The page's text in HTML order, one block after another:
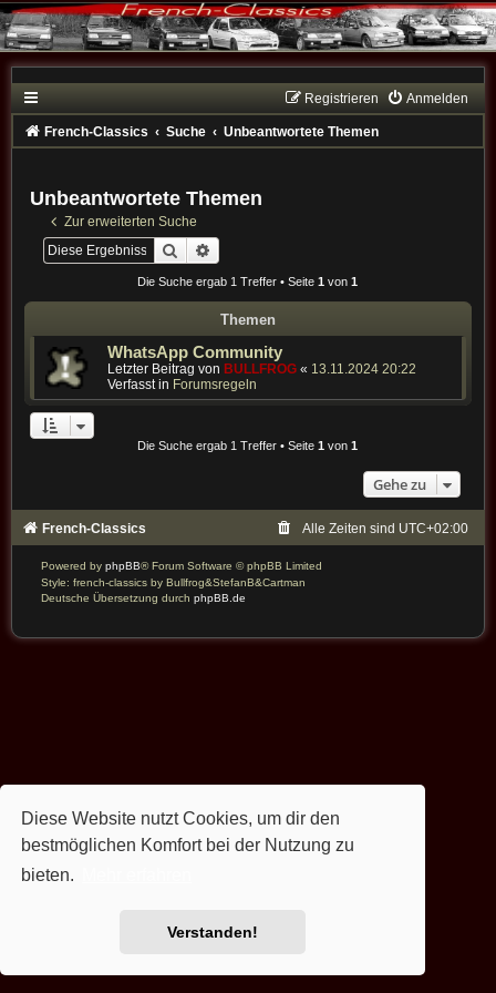
Diese Website nutzt Cookies, um dir den
bestmöglichen Komfort bei der Nutzung zu
bieten.
Verstanden!
Anmelden
Registrieren
French-Classics Suche Unbeantwortete Themen
Unbeantwortete Themen
Zur erweiterten Suche
Suche
Die Suche ergab 1 Treffer • Seite1 von1
Themen
WhatsApp Community
Letzter Beitrag von BULLFROG« 13.11.2024 20:22
Verfasst in Forumsregeln
Die Suche ergab 1 Treffer • Seite1 von1
Gehe zu
French-Classics Alle Zeiten sind UTC+02:00
Powered by phpBB® Forum Software © phpBB Limited
Style: french-classics by Bullfrog&StefanB&Cartman
Deutsche Übersetzung durch phpBB.de